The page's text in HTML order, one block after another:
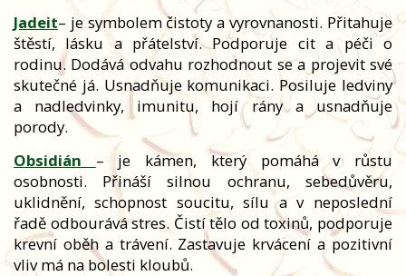
Jadeit– je symbolem čistoty a vyrovnanosti. Přitahuje
štěstí, lásku a přátelství. Podporuje cit a péči o
rodinu. Dodává odvahu rozhodnout se a projevit své
skutečné já. Usnadňuje komunikaci. Posiluje ledviny
a nadledvinky, imunitu, hojí rány a usnadňuje
porody.
Obsidián – je kámen, který pomáhá v růstu
osobnosti. Přináší silnou ochranu, sebedůvěru,
uklidnění, schopnost soucitu, sílu a v neposlední
řadě odbourává stres. Čistí tělo od toxinů, podporuje
krevní oběh a trávení. Zastavuje krvácení a pozitivní
vliv má na bolesti kloubů.